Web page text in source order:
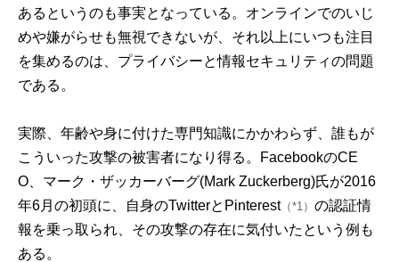
あるというのも事実となっている。オンラインでのいじ
めや嫌がらせも無視できないが、それ以上にいつも注目
を集めるのは、プライバシーと情報セキュリティの問題
である。
実際、年齢や身に付けた専門知識にかかわらず、誰もが
こういった攻撃の被害者になり得る。FacebookのCE
O、マーク・ザッカーバーグ(Mark Zuckerberg)氏が2016
年6月の初頭に、自身のTwitterとPinterest（*1） の認証情
報を乗っ取られ、その攻撃の存在に気付いたという例も
ある。